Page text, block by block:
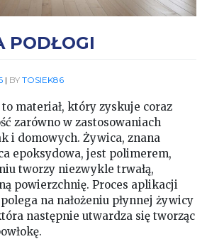
PODŁOGI
| BY TOSIEK86
materiał, który zyskuje coraz
zarówno w zastosowaniach
i domowych. Żywica, znana
epoksydowa, jest polimerem,
tworzy niezwykle trwałą,
powierzchnię. Proces aplikacji
na nałożeniu płynnej żywicy
następnie utwardza się tworząc